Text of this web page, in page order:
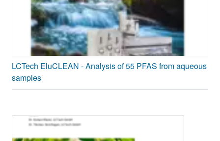
LCTech EluCLEAN - Analysis of 55 PFAS from aqueous
samples